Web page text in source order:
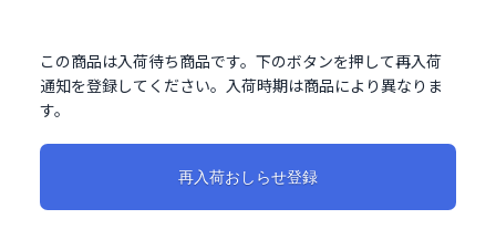
この商品は入荷待ち商品です。下のボタンを押して再入荷
通知を登録してください。入荷時期は商品により異なりま
す。
再入荷おしらせ登録